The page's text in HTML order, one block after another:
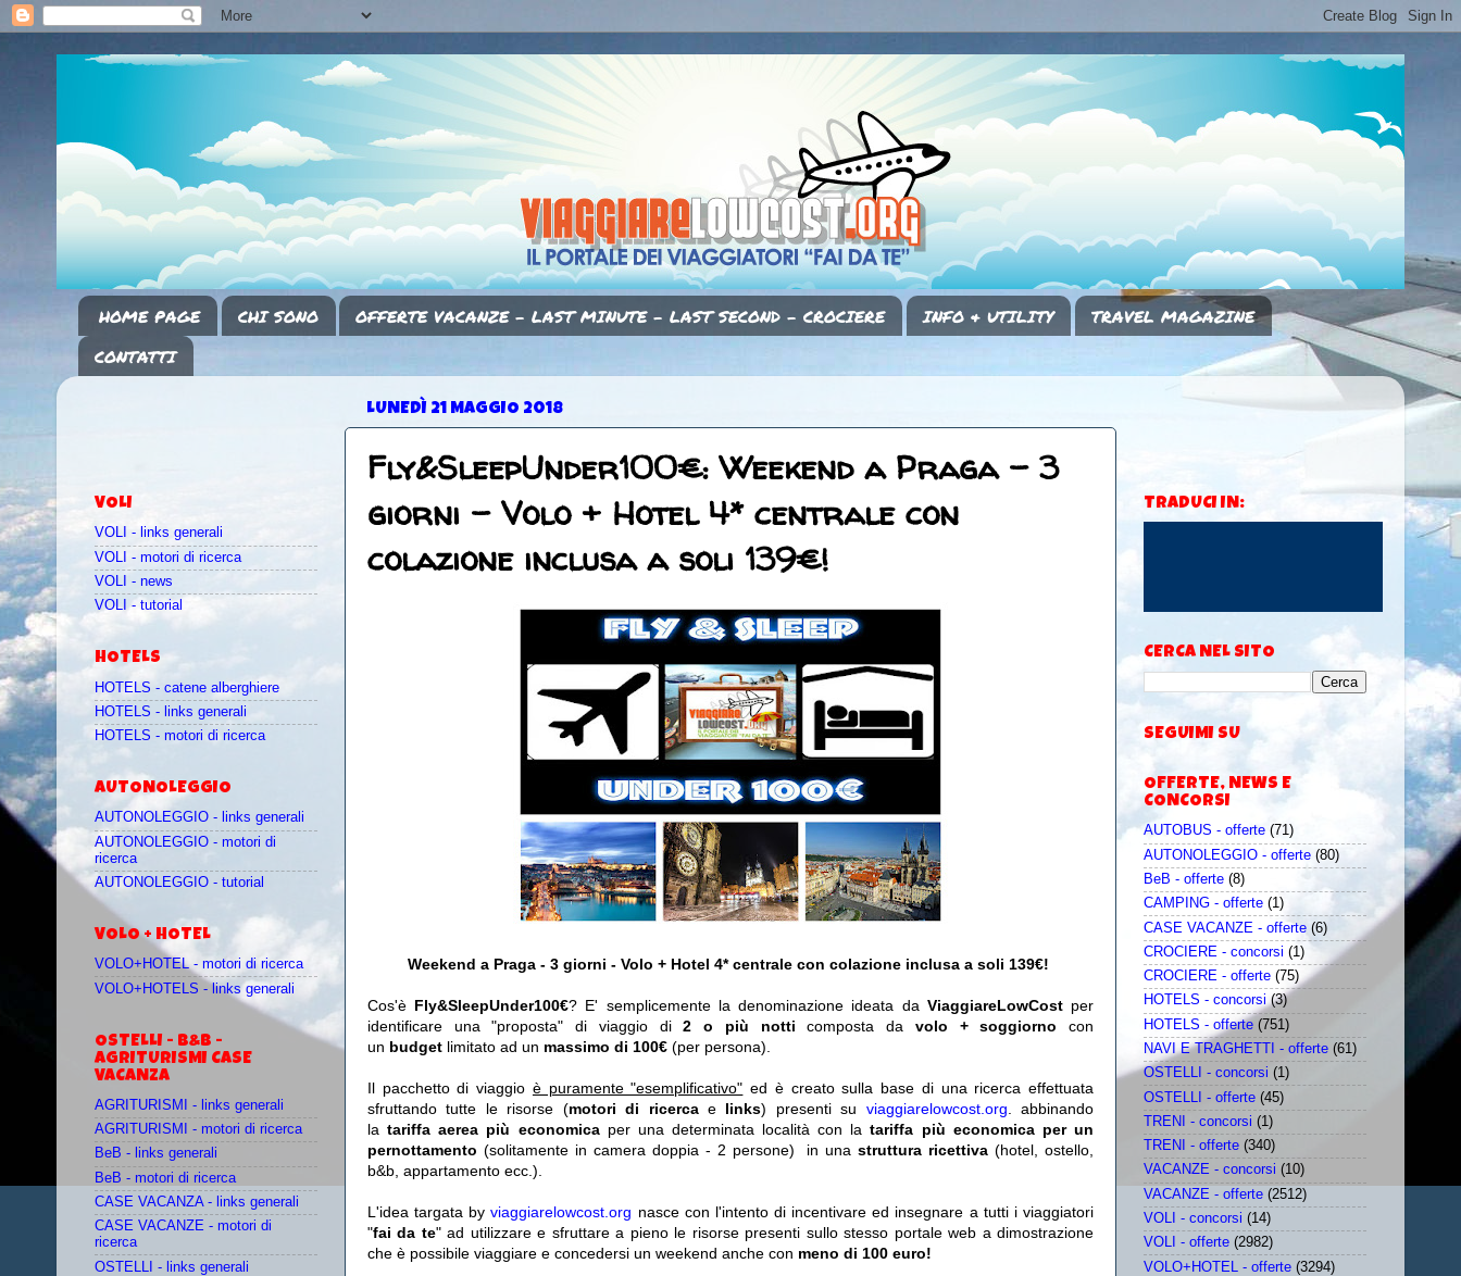
HOME PAGE CHI SONO OFFERTE VACANZE - LAST MINUTE - LAST SECOND - CROCIERE INFO & UTILITY
TRAVEL MAGAZINE
CONTATTI
LUNEDÌ 21 MAGGIO 2018
Fly&SleepUnder100€: Weekend a Praga - 3
giorni - Volo + Hotel 4* centrale con
colazione inclusa a soli 139€!
Weekend a Praga - 3 giorni - Volo + Hotel 4* centrale con colazione inclusa a soli 139€!
Cos'è Fly&SleepUnder100€? E' semplicemente la denominazione ideata da ViaggiareLowCost per
identificare una "proposta" di viaggio di2 o più notti composta da volo + soggiorno con
un budget limitato ad un massimo di 100€ (per persona).
Il pacchetto di viaggio è puramente "esemplificativo" ed è creato sulla base di una ricerca effettuata
sfruttando tutte le risorse (motori di ricerca e links) presenti su viaggiarelowcost.org . abbinando
la tariffa aerea più economicaper una determinata località con latariffa più economica per un
pernottamento (solitamente in camera doppia - 2 persone) in unastruttura ricettiva (hotel, ostello,
b&b, appartamento ecc.).
L'idea targata byviaggiarelowcost.org nasce con l'intento di incentivare ed insegnare a tutti i viaggiatori
"fai da te" ad utilizzare e sfruttare a pieno le risorse presenti sullo stesso portale web a dimostrazione
che è possibile viaggiare e concedersi un weekend anche con meno di 100 euro!
VOLI
VOLI - links generali
VOLI - motori di ricerca
VOLI - news
VOLI - tutorial
HOTELS
HOTELS - catene alberghiere
HOTELS - links generali
HOTELS - motori di ricerca
AUTONOLEGGIO
AUTONOLEGGIO - links generali
AUTONOLEGGIO - motori di
ricerca
AUTONOLEGGIO - tutorial
VOLO + HOTEL
VOLO+HOTEL - motori di ricerca
VOLO+HOTELS - links generali
OSTELLI - B&B -
AGRITURISMI CASE
VACANZA
AGRITURISMI - links generali
AGRITURISMI - motori di ricerca
BeB - links generali
BeB - motori di ricerca
CASE VACANZA - links generali
CASE VACANZE - motori di
ricerca
OSTELLI - links generali
TRADUCI IN:
CERCA NEL SITO
SEGUIMI SU
OFFERTE, NEWS E
CONCORSI
AUTOBUS - offerte (71)
AUTONOLEGGIO - offerte (80)
BeB - offerte (8)
CAMPING - offerte (1)
CASE VACANZE - offerte (6)
CROCIERE - concorsi (1)
CROCIERE - offerte (75)
HOTELS - concorsi (3)
HOTELS - offerte (751)
NAVI E TRAGHETTI - offerte (61)
OSTELLI - concorsi (1)
OSTELLI - offerte (45)
TRENI - concorsi (1)
TRENI - offerte (340)
VACANZE - concorsi (10)
VACANZE - offerte (2512)
VOLI - concorsi (14)
VOLI - offerte (2982)
VOLO+HOTEL - offerte (3294)